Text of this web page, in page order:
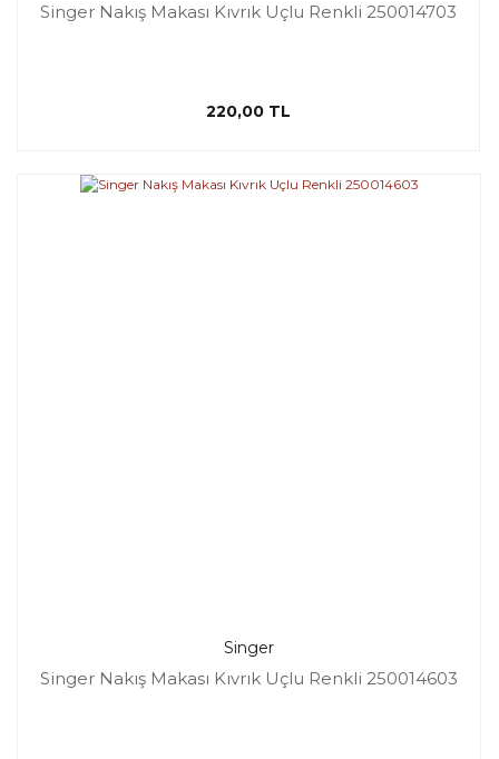
Singer Nakış Makası Kıvrık Uçlu Renkli 250014703
220,00 TL
Singer
Singer Nakış Makası Kıvrık Uçlu Renkli 250014603